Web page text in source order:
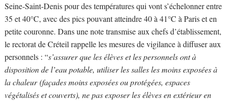
Seine-Saint-Denis pour des températures qui vont s’échelonner entre
35 et 40°C, avec des pics pouvant atteindre 40 à 41°C à Paris et en
petite couronne. Dans une note transmise aux chefs d’établissement,
le rectorat de Créteil rappelle les mesures de vigilance à diffuser aux
personnels : “s’assurer que les élèves et les personnels ont à
disposition de l’eau potable, utiliser les salles les moins exposées à
la chaleur (façades moins exposées ou protégées, espaces
végétalisés et couverts), ne pas exposer les élèves en extérieur en